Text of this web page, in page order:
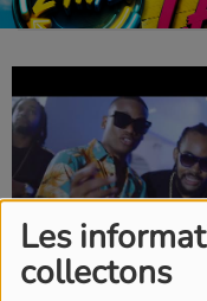
Les
collectons
IL Y A 4 ANS